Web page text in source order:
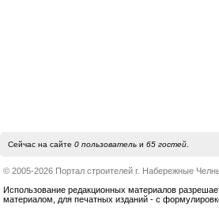
Сейчас на сайте 0 пользовательи 65 гостей.
© 2005-2026 Портал строителей г. Набережные
Использование редакционных материалов
материалом, для печатных изданий - с